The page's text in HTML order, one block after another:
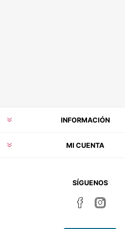
INFORMACIÓN
MI CUENTA
SÍGUENOS